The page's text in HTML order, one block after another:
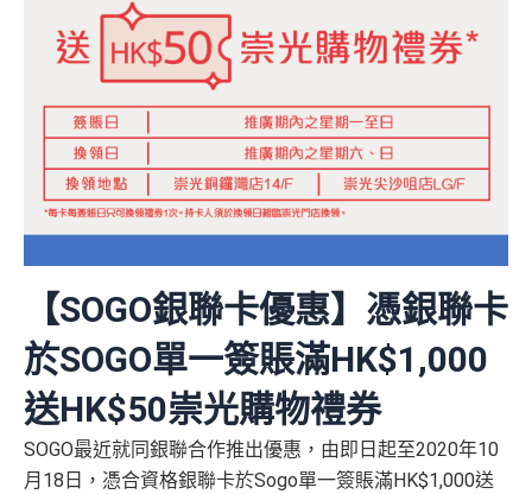
【SOGO銀聯卡優惠】憑銀聯卡
於SOGO單一簽賬滿HK$1,000
送HK$50崇光購物禮券
SOGO最近就同銀聯合作推出優惠，由即日起至2020年10
月18日，憑合資格銀聯卡於Sogo單一簽賬滿HK$1,000送